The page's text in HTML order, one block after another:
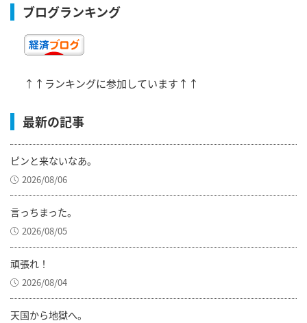
ブログランキング
↑↑ランキングに参加しています↑↑
最新の記事
ピンと来ないなあ。
2026/08/06
言っちまった。
2026/08/05
頑張れ！
2026/08/04
天国から地獄へ。